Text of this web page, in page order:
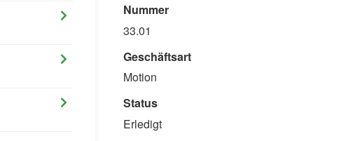
Nummer
33.01
Geschäftsart
Motion
Status
Erledigt